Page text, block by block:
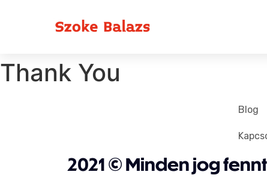
Thank You
Blog
2021 © Minden jog